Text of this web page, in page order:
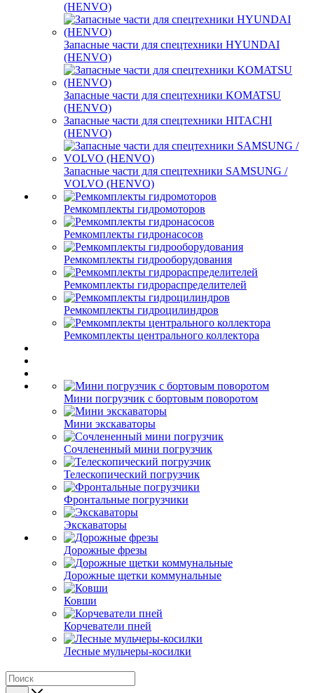
(HENVO)
Запасные части для спецтехники HYUNDAI
(HENVO)
Запасные части для спецтехники KOMATSU
(HENVO)
Запасные части для спецтехники HITACHI
(HENVO)
Запасные части для спецтехники SAMSUNG /
VOLVO (HENVO)
Ремкомплекты гидромоторов
Ремкомплекты гидронасосов
Ремкомплекты гидрооборудования
Ремкомплекты гидрораспределителей
Ремкомплекты гидроцилиндров
Ремкомплекты центрального коллектора
Мини погрузчик с бортовым поворотом
Мини экскаваторы
Сочлененный мини погрузчик
Телескопический погрузчик
Фронтальные погрузчики
Экскаваторы
Дорожные фрезы
Дорожные щетки коммунальные
Ковши
Корчеватели пней
Лесные мульчеры-косилки